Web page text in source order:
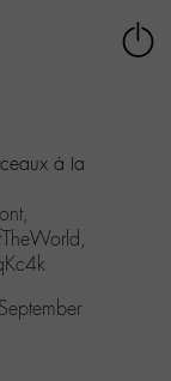
à la
,
,
September